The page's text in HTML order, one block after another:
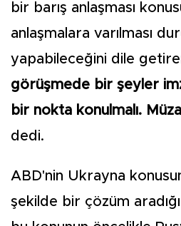
bir barış anlaşması
anlaşmalara varılması
yapabileceğini dile
görüşmede bir şeyler
bir nokta konulmalı.
dedi.
ABD'nin Ukrayna
şekilde bir çözüm